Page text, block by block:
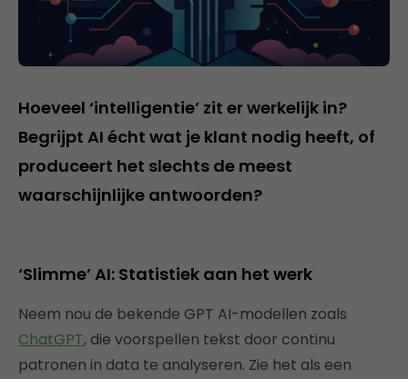
Hoeveel ‘intelligentie’ zit er werkelijk in?
Begrijpt AI écht wat je klant nodig heeft, of
produceert het slechts de meest
waarschijnlijke antwoorden?
‘Slimme’ AI: Statistiek aan het werk
Neem nou de bekende GPT AI-modellen zoals
ChatGPT, die voorspellen tekst door continu
patronen in data te analyseren. Zie het als een